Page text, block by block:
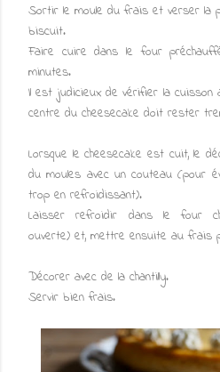
Sortir le moule du frais et verser la
biscuit.
Faire cuire dans le four
minutes.
Il est judicieux de vérifier la cuisson
centre du cheesecake doit rester
Lorsque le cheesecake est cuit, le
du moules avec un couteau (pour
trop en refroidissant).
Laisser refroidir dans le four
ouverte) et, mettre ensuite au frais
Décorer avec de la chantilly.
Servir bien frais.